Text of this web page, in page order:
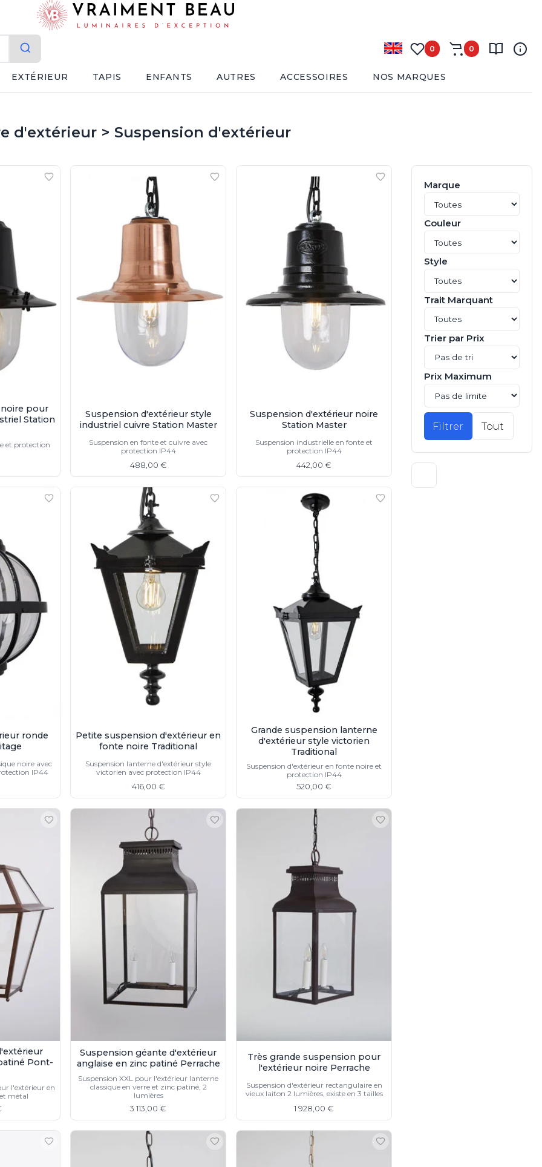
0 0
EXTÉRIEUR TAPIS ENFANTS AUTRES ACCESSOIRES
NOS MARQUES
d'extérieur > Suspension d'extérieur
d'extérieur
pour
Station
et protection
Suspension d'extérieur style
industriel cuivre Station Master
Suspension en fonte et cuivre avec
protection IP44
488,00 €
Suspension d'extérieur noire
Station Master
Suspension industrielle en fonte et
protection IP44
442,00 €
ronde
noire avec
IP44
Petite suspension d'extérieur en
fonte noire Traditional
Suspension lanterne d'extérieur style
victorien avec protection IP44
416,00 €
Grande suspension lanterne
d'extérieur style victorien
Traditional
Suspension d'extérieur en fonte noire et
protection IP44
520,00 €
Pont-
l'extérieur en
métal
Suspension géante d'extérieur
anglaise en zinc patiné Perrache
Suspension XXL pour l'extérieur lanterne
classique en verre et zinc patiné, 2
lumières
3 113,00 €
Très grande suspension pour
l'extérieur noire Perrache
Suspension d'extérieur rectangulaire en
vieux laiton 2 lumières, existe en 3 tailles
1 928,00 €
Marque
Couleur
Style
Trait Marquant
Trier par Prix
Prix Maximum
Filtrer Tout